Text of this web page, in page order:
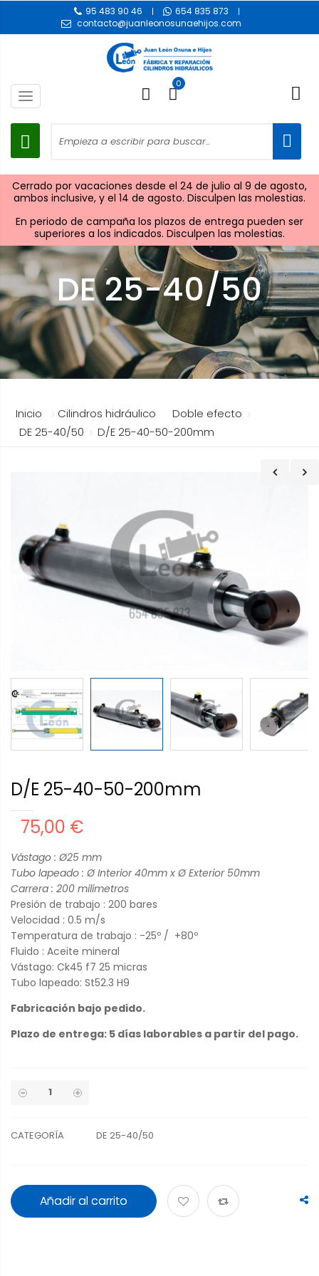
95 483 90 46
654 835 873
contacto@juanleonosunaehijos.com
Toggle
navigation
0
Cerrado por vacaciones desde el 24 de julio al 9 de agosto,
ambos inclusive, y el 14 de agosto. Disculpen las molestias.
En periodo de campaña los plazos de entrega pueden ser
superiores a los indicados. Disculpen las molestias.
DE 25-40/50
Inicio Cilindros hidráulicos
Doble efecto
DE 25-40/50
D/E 25-40-50-200mm
D/E 25-40-50-200mm
75,00 €
Vástago : Ø25 mm
Tubo lapeado : Ø Interior 40mm x Ø Exterior 50mm
Carrera : 200 milímetros
Presión de trabajo : 200 bares
Velocidad : 0.5 m/s
Temperatura de trabajo : -25º / +80º
Fluido : Aceite mineral
Vástago: Ck45 f7 25 micras
Tubo lapeado: St52.3 H9
Fabricación bajo pedido.
Plazo de entrega: 5 días laborables a partir del pago.
CATEGORÍA DE 25-40/50
Añadir al carrito